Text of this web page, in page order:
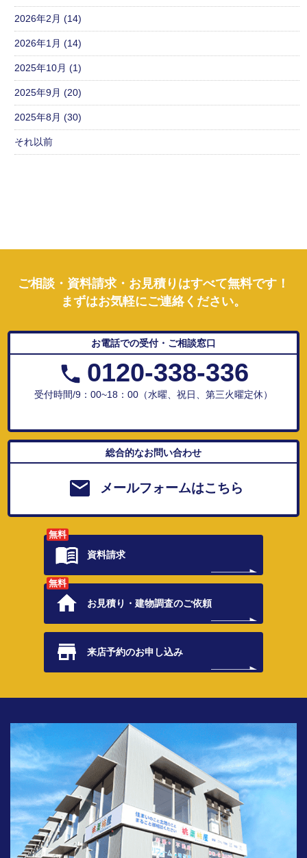
2026年2月 (14)
2026年1月 (14)
2025年10月 (1)
2025年9月 (20)
2025年8月 (30)
それ以前
ご相談・資料請求・お見積りはすべて無料です！
まずはお気軽にご連絡ください。
お電話での受付・ご相談窓口
0120-338-336
受付時間/9：00~18：00（水曜、祝日、第三火曜定休）
総合的なお問い合わせ
メールフォームはこちら
無料
資料請求
無料
お見積り・建物調査のご依頼
来店予約のお申し込み